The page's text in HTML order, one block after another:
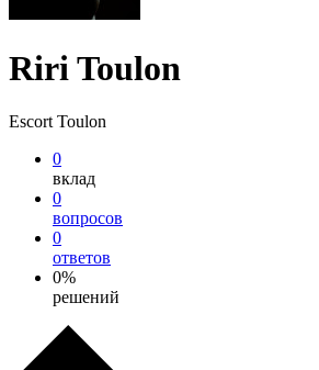
Riri Toulon
Escort Toulon
0
вклад
0
вопросов
0
ответов
0%
решений